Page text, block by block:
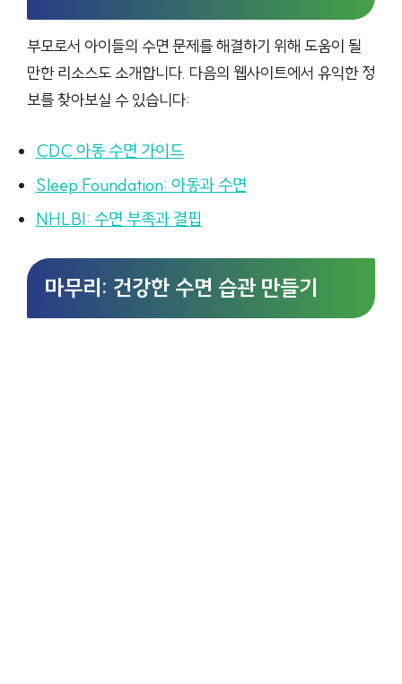
부모로서 아이들의 수면 문제를 해결하기 위해 도움이 될
만한 리소스도 소개합니다. 다음의 웹사이트에서 유익한 정
보를 찾아보실 수 있습니다:
CDC 아동 수면 가이드
Sleep Foundation: 아동과 수면
NHLBI: 수면 부족과 결핍
마무리: 건강한 수면 습관 만들기